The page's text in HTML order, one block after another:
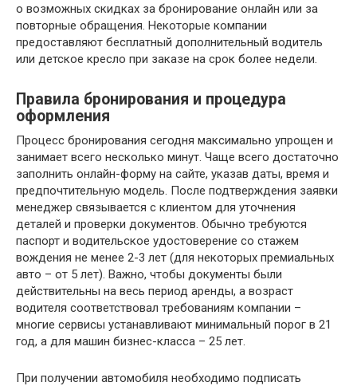
о возможных скидках за бронирование онлайн или за
повторные обращения. Некоторые компании
предоставляют бесплатный дополнительный водитель
или детское кресло при заказе на срок более недели.
Правила бронирования и процедура
оформления
Процесс бронирования сегодня максимально упрощен и
занимает всего несколько минут. Чаще всего достаточно
заполнить онлайн-форму на сайте, указав даты, время и
предпочтительную модель. После подтверждения заявки
менеджер связывается с клиентом для уточнения
деталей и проверки документов. Обычно требуются
паспорт и водительское удостоверение со стажем
вождения не менее 2-3 лет (для некоторых премиальных
авто – от 5 лет). Важно, чтобы документы были
действительны на весь период аренды, а возраст
водителя соответствовал требованиям компании –
многие сервисы устанавливают минимальный порог в 21
год, а для машин бизнес-класса – 25 лет.
При получении автомобиля необходимо подписать